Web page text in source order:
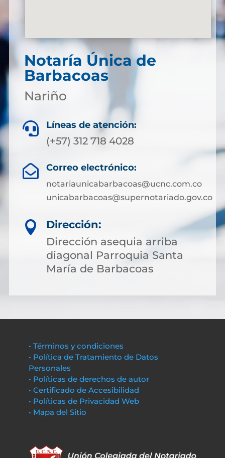
Notaría Única de
Barbacoas
Nariño
 Líneas de atención:
(+57) 312 718 4028
 Correo electrónico:
notariaunicabarbacoas@ucnc.com.co
unicabarbacoas@supernotariado.gov.co

Dirección:
Dirección asequia arriba
diagonal Parroquia Santa
María de Barbacoas
• Términos y condiciones
• Política de Tratamiento de Datos
Personales
• Políticas de derechos de autor
• Certificado de Accesibilidad
• Políticas de Privacidad Web
• Mapa del Sitio